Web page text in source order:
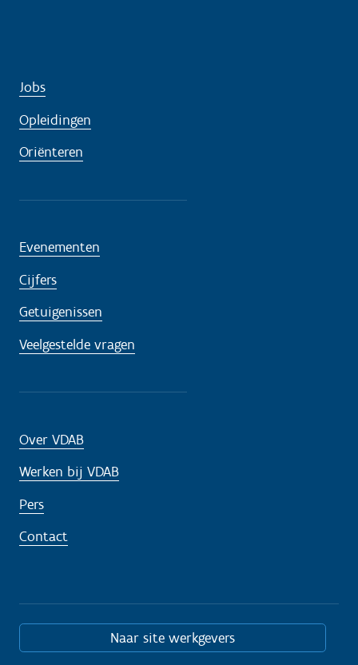
Jobs
Opleidingen
Oriënteren
Evenementen
Cijfers
Getuigenissen
Veelgestelde vragen
Over VDAB
Werken bij VDAB
Pers
Contact
Naar site werkgevers